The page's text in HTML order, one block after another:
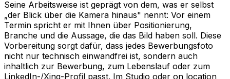
Seine Arbeitsweise ist geprägt von dem, was er selbst
„der Blick über die Kamera hinaus" nennt: Vor einem
Termin spricht er mit Ihnen über Positionierung,
Branche und die Aussage, die das Bild haben soll. Diese
Vorbereitung sorgt dafür, dass jedes Bewerbungsfoto
nicht nur technisch einwandfrei ist, sondern auch
inhaltlich zur Bewerbung, zum Lebenslauf oder zum
LinkedIn-/Xing-Profil passt. Im Studio oder on location